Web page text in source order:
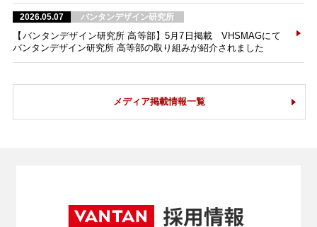
2026.05.07 バンタンデザイン研究所
【バンタンデザイン研究所 高等部】5月7日掲載 VHSMAGにて
バンタンデザイン研究所 高等部の取り組みが紹介されました
メディア掲載情報一覧